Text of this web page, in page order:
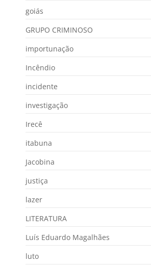
goiás
GRUPO CRIMINOSO
importunação
Incêndio
incidente
investigação
Irecê
itabuna
Jacobina
justiça
lazer
LITERATURA
Luís Eduardo Magalhães
luto